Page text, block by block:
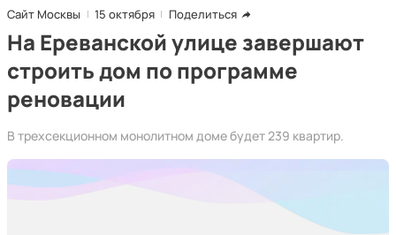
Сайт Москвы 15 октября Поделиться
На Ереванской улице завершают
строить дом по программе
реновации
В трехсекционном монолитном доме будет 239 квартир.